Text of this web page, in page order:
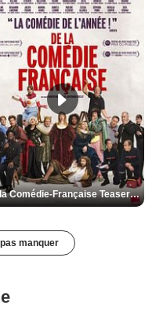
De la Comédie-Française Teaser VF
manquer